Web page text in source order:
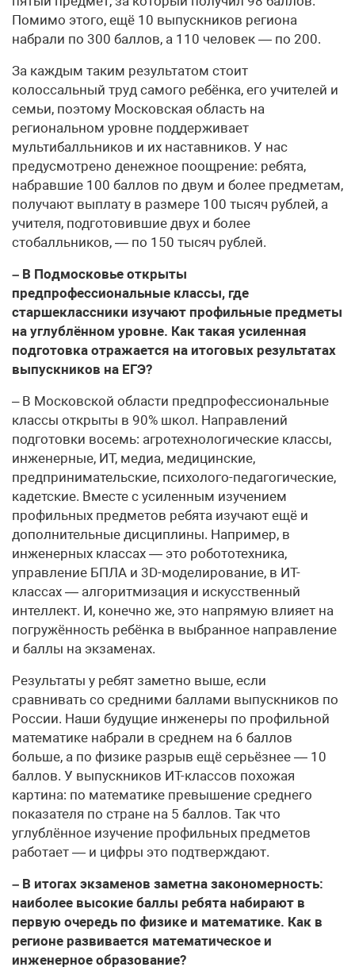
Помимо этого, ещё 10 выпускников региона
набрали по 300 баллов, а 110 человек — по 200.
За каждым таким результатом стоит
колоссальный труд самого ребёнка, его учителей и
семьи, поэтому Московская область на
региональном уровне поддерживает
мультибалльников и их наставников. У нас
предусмотрено денежное поощрение: ребята,
набравшие 100 баллов по двум и более предметам,
получают выплату в размере 100 тысяч рублей, а
учителя, подготовившие двух и более
стобалльников, — по 150 тысяч рублей.
– В Подмосковье открыты
предпрофессиональные классы, где
старшеклассники изучают профильные предметы
на углублённом уровне. Как такая усиленная
подготовка отражается на итоговых результатах
выпускников на ЕГЭ?
– В Московской области предпрофессиональные
классы открыты в 90% школ. Направлений
подготовки восемь: агротехнологические классы,
инженерные, ИТ, медиа, медицинские,
предпринимательские, психолого-педагогические,
кадетские. Вместе с усиленным изучением
профильных предметов ребята изучают ещё и
дополнительные дисциплины. Например, в
инженерных классах — это робототехника,
управление БПЛА и 3D-моделирование, в ИТ-
классах — алгоритмизация и искусственный
интеллект. И, конечно же, это напрямую влияет на
погружённость ребёнка в выбранное направление
и баллы на экзаменах.
Результаты у ребят заметно выше, если
сравнивать со средними баллами выпускников по
России. Наши будущие инженеры по профильной
математике набрали в среднем на 6 баллов
больше, а по физике разрыв ещё серьёзнее — 10
баллов. У выпускников ИТ-классов похожая
картина: по математике превышение среднего
показателя по стране на 5 баллов. Так что
углублённое изучение профильных предметов
работает — и цифры это подтверждают.
– В итогах экзаменов заметна закономерность:
наиболее высокие баллы ребята набирают в
первую очередь по физике и математике. Как в
регионе развивается математическое и
инженерное образование?